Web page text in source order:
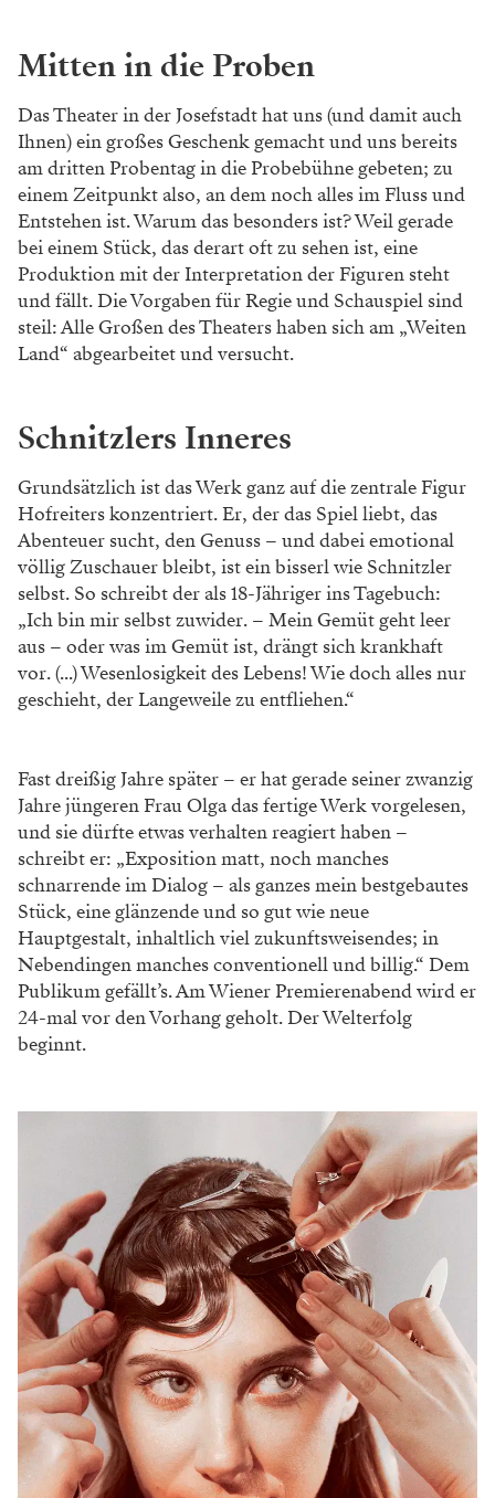
Mitten in die Proben
Das Theater in der Josefstadt hat uns (und damit auch
Ihnen) ein großes Geschenk gemacht und uns bereits
am dritten Probentag in die Probebühne gebeten; zu
einem Zeitpunkt also, an dem noch alles im Fluss und
Entstehen ist. Warum das besonders ist? Weil gerade
bei einem Stück, das derart oft zu sehen ist, eine
Produktion mit der Interpretation der Figuren steht
und fällt. Die Vorgaben für Regie und Schauspiel sind
steil: Alle Großen des Theaters haben sich am „Weiten
Land“ abgearbeitet und versucht.
Schnitzlers Inneres
Grundsätzlich ist das Werk ganz auf die zentrale Figur
Hofreiters konzentriert. Er, der das Spiel liebt, das
Abenteuer sucht, den Genuss – und dabei emotional
völlig Zuschauer bleibt, ist ein bisserl wie Schnitzler
selbst. So schreibt der als 18-Jähriger ins Tagebuch:
„Ich bin mir selbst zuwider. – Mein Gemüt geht leer
aus – oder was im Gemüt ist, drängt sich krankhaft
vor. (...) Wesenlosigkeit des Lebens! Wie doch alles nur
geschieht, der Langeweile zu entfliehen.“
Fast dreißig Jahre später – er hat gerade seiner zwanzig
Jahre jüngeren Frau Olga das fertige Werk vorgelesen,
und sie dürfte etwas verhalten reagiert haben –
schreibt er: „Exposition matt, noch manches
schnarrende im Dialog – als ganzes mein bestgebautes
Stück, eine glänzende und so gut wie neue
Hauptgestalt, inhaltlich viel zukunftsweisendes; in
Nebendingen manches conventionell und billig.“ Dem
Publikum gefällt’s. Am Wiener Premierenabend wird er
24-mal vor den Vorhang geholt. Der Welterfolg
beginnt.